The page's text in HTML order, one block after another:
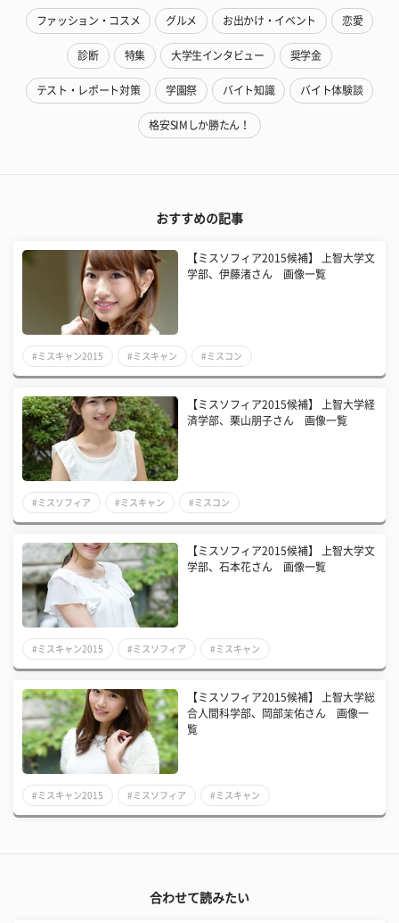
ファッション・コスメ グルメ お出かけ・イベント 恋愛
診断 特集 大学生インタビュー 奨学金
テスト・レポート対策 学園祭 バイト知識 バイト体験談
格安SIMしか勝たん！
おすすめの記事
【ミスソフィア2015候補】 上智大学文
学部、伊藤渚さん 画像一覧
#ミスキャン2015 #ミスキャン #ミスコン
【ミスソフィア2015候補】 上智大学経
済学部、栗山朋子さん 画像一覧
#ミスソフィア #ミスキャン #ミスコン
【ミスソフィア2015候補】 上智大学文
学部、石本花さん 画像一覧
#ミスキャン2015 #ミスソフィア #ミスキャン
【ミスソフィア2015候補】 上智大学総
合人間科学部、岡部茉佑さん 画像一
覧
#ミスキャン2015 #ミスソフィア #ミスキャン
合わせて読みたい